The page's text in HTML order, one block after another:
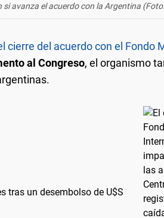
avanza el acuerdo con la Argentina
cierre del acuerdo con el Fondo
al Congreso, el organismo
tras un desembolso de U$S